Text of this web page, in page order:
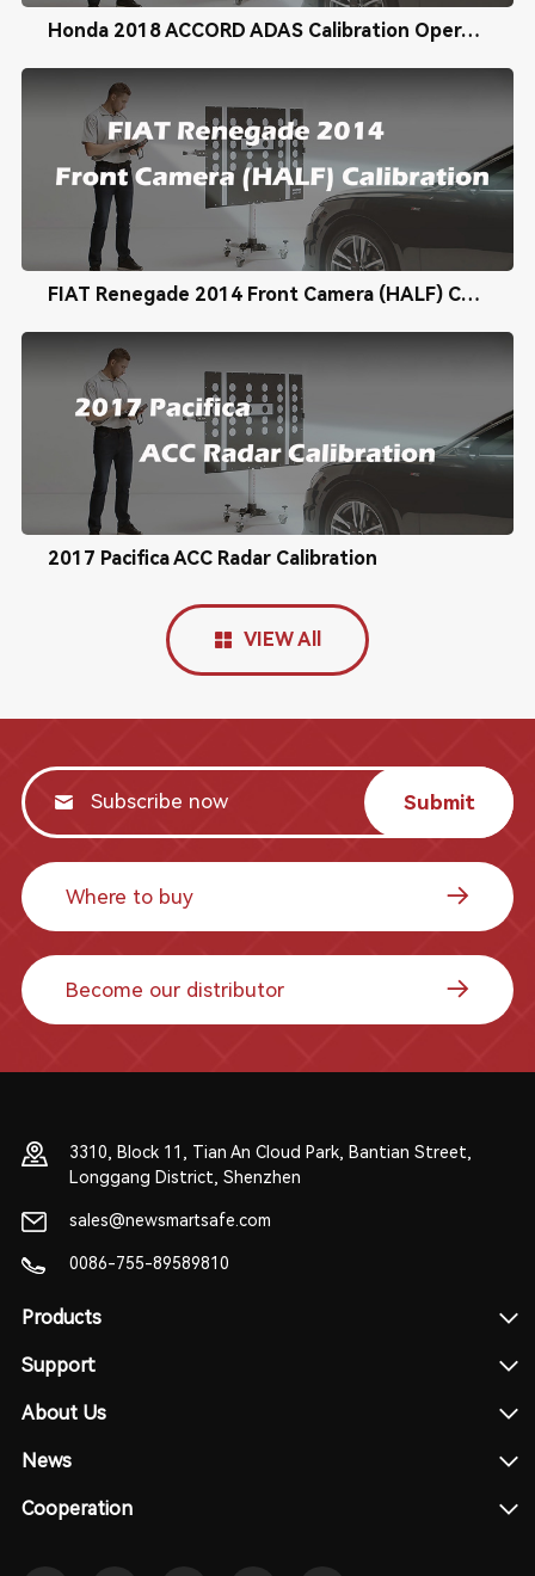
Honda 2018 ACCORD ADAS Calibration Operation Tutorial
FIAT Renegade 2014 Front Camera (HALF) Calibration
2017 Pacifica ACC Radar Calibration
VIEW All
Submit
Where to buy
Become our distributor
3310, Block 11, Tian An Cloud Park, Bantian Street,
Longgang District, Shenzhen
sales@newsmartsafe.com
0086-755-89589810
Products
Support
About Us
News
Cooperation